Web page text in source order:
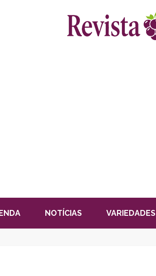
NOTÍCIAS VARIEDADES